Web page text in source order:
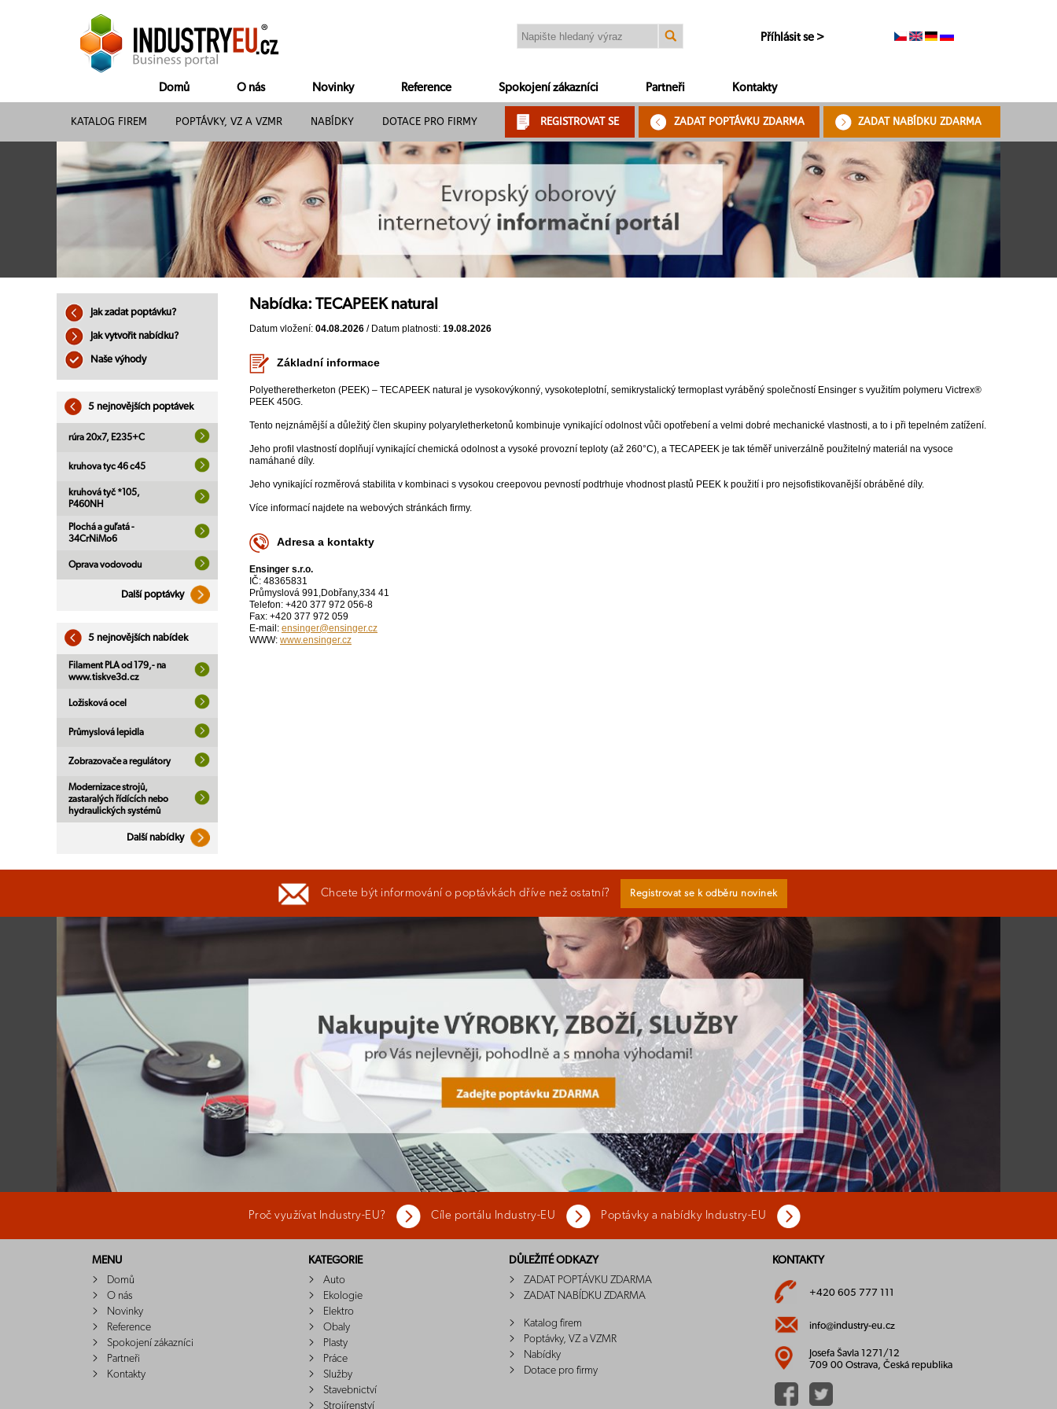
Příhlásit se >
Domů O nás Novinky Reference Spokojení zákazníci Partneři Kontakty
KATALOG FIREM POPTÁVKY, VZ A VZMR NABÍDKY DOTACE PRO FIRMY REGISTROVAT SE ZADAT POPTÁVKU ZDARMA ZADAT NABÍDKU ZDARMA
Jak zadat poptávku?
Jak vytvořit nabídku?
Naše výhody
5 nejnovějších poptávek
rúra 20x7, E235+C
kruhova tyc 46 c45
kruhová tyč *105,
P460NH
Plochá a guľatá -
34CrNiMo6
Oprava vodovodu
Další poptávky
5 nejnovějších nabídek
Filament PLA od 179,- na
www.tiskve3d.cz
Ložisková ocel
Průmyslová lepidla
Zobrazovače a regulátory
Modernizace strojů,
zastaralých řídících nebo
hydraulických systémů
Další nabídky
Nabídka: TECAPEEK natural
Datum vložení: 04.08.2026 / Datum platnosti: 19.08.2026
Základní informace
Polyetheretherketon (PEEK) – TECAPEEK natural je vysokovýkonný, vysokoteplotní, semikrystalický termoplast vyráběný společností Ensinger s využitím polymeru Victrex®
PEEK 450G.
Tento nejznámější a důležitý člen skupiny polyaryletherketonů kombinuje vynikající odolnost vůči opotřebení a velmi dobré mechanické vlastnosti, a to i při tepelném zatížení.
Jeho profil vlastností doplňují vynikající chemická odolnost a vysoké provozní teploty (až 260°C), a TECAPEEK je tak téměř univerzálně použitelný materiál na vysoce
namáhané díly.
Jeho vynikající rozměrová stabilita v kombinaci s vysokou creepovou pevností podtrhuje vhodnost plastů PEEK k použití i pro nejsofistikovanější obráběné díly.
Více informací najdete na webových stránkách firmy.
Adresa a kontakty
Ensinger s.r.o.
IČ: 48365831
Průmyslová 991,Dobřany,334 41
Telefon: +420 377 972 056-8
Fax: +420 377 972 059
E-mail: ensinger@ensinger.cz
WWW: www.ensinger.cz
Chcete být informování o poptávkách dříve než ostatní? Registrovat se k odběru novinek
Proč využívat Industry-EU? Cíle portálu Industry-EU Poptávky a nabídky Industry-EU
MENU
Domů
O nás
Novinky
Reference
Spokojení zákazníci
Partneři
Kontakty
KATEGORIE
Auto
Ekologie
Elektro
Obaly
Plasty
Práce
Služby
Stavebnictví
Strojírenství
DŮLEŽITÉ ODKAZY
ZADAT POPTÁVKU ZDARMA
ZADAT NABÍDKU ZDARMA
Katalog firem
Poptávky, VZ a VZMR
Nabídky
Dotace pro firmy
KONTAKTY
+420 605 777 111
info@industry-eu.cz
Josefa Šavla 1271/12
709 00 Ostrava, Česká republika